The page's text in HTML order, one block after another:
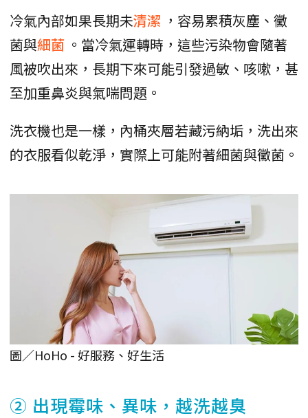
冷氣內部如果長期未清潔 ，容易累積灰塵、黴
菌與細菌 。當冷氣運轉時，這些污染物會隨著
風被吹出來，長期下來可能引發過敏、咳嗽，甚
至加重鼻炎與氣喘問題。
洗衣機也是一樣，內桶夾層若藏污納垢，洗出來
的衣服看似乾淨，實際上可能附著細菌與黴菌。
圖／HoHo - 好服務、好生活
② 出現霉味、異味，越洗越臭